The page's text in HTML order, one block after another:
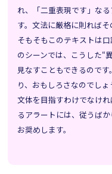
れ、「二重表現です」な
す。文法に厳格に則れば
そもそもこのテキストは
のシーンでは、こうした“
見なすこともできるので
り、おもしろさなのでし
文体を目指すわけでなけ
るアラートには、従うば
お奨めします。